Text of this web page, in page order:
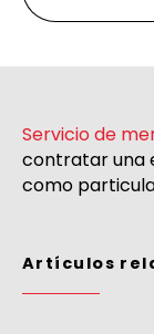
Servicio de
contratar una
como
Artículos